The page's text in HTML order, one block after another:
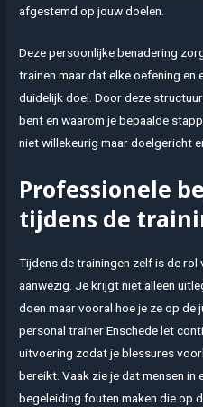
afgestemd op jouw doelen.
Deze persoonlijke benadering
trainen maar dat elke oefening en
duidelijk doel. Door deze
bent en waarom je bepaalde
niet willekeurig maar doelgericht
Professionele
tijdens de
Tijdens de trainingen zelf is de
aanwezig. Je krijgt niet alleen
doen maar vooral hoe je ze op de
personal trainer Enschede let
uitvoering zodat je blessures
bereikt. Vaak zie je dat mensen
begeleiding fouten maken die op